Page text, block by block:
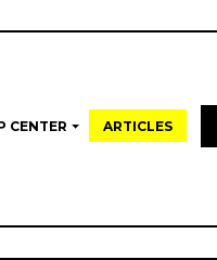
CENTER ARTICLES